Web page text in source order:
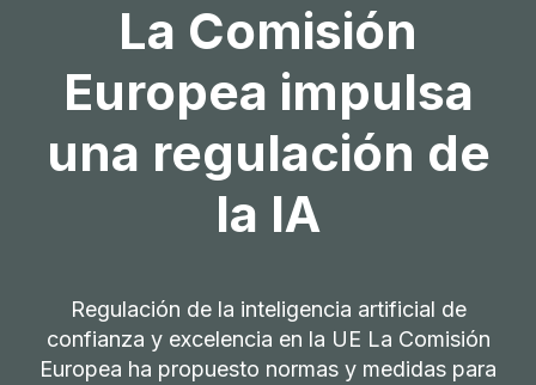
La Comisión
Europea impulsa
una regulación de
la IA
Regulación de la inteligencia artificial de
confianza y excelencia en la UE La Comisión
Europea ha propuesto normas y medidas para